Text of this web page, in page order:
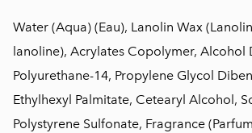
Water (Aqua) (Eau), Lanolin Wax
lanoline), Acrylates Copolymer, Alcohol
Polyurethane-14, Propylene Glycol
Ethylhexyl Palmitate, Cetearyl Alcohol,
Polystyrene Sulfonate, Fragrance